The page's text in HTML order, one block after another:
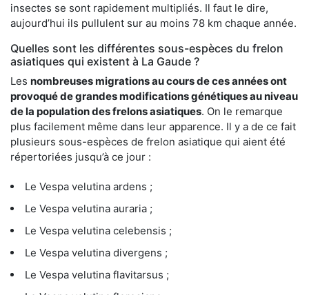
insectes se sont rapidement multipliés. Il faut le dire,
aujourd’hui ils pullulent sur au moins 78 km chaque année.
Quelles sont les différentes sous-espèces du frelon
asiatiques qui existent à La Gaude ?
Les nombreuses migrations au cours de ces années ont
provoqué de grandes modifications génétiques au niveau
de la population des frelons asiatiques. On le remarque
plus facilement même dans leur apparence. Il y a de ce fait
plusieurs sous-espèces de frelon asiatique qui aient été
répertoriées jusqu’à ce jour :
Le Vespa velutina ardens ;
Le Vespa velutina auraria ;
Le Vespa velutina celebensis ;
Le Vespa velutina divergens ;
Le Vespa velutina flavitarsus ;